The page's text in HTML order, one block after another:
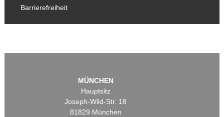
Barrierefreiheit
MÜNCHEN
Hauptsitz
Joseph-Wild-Str. 18
81829 München